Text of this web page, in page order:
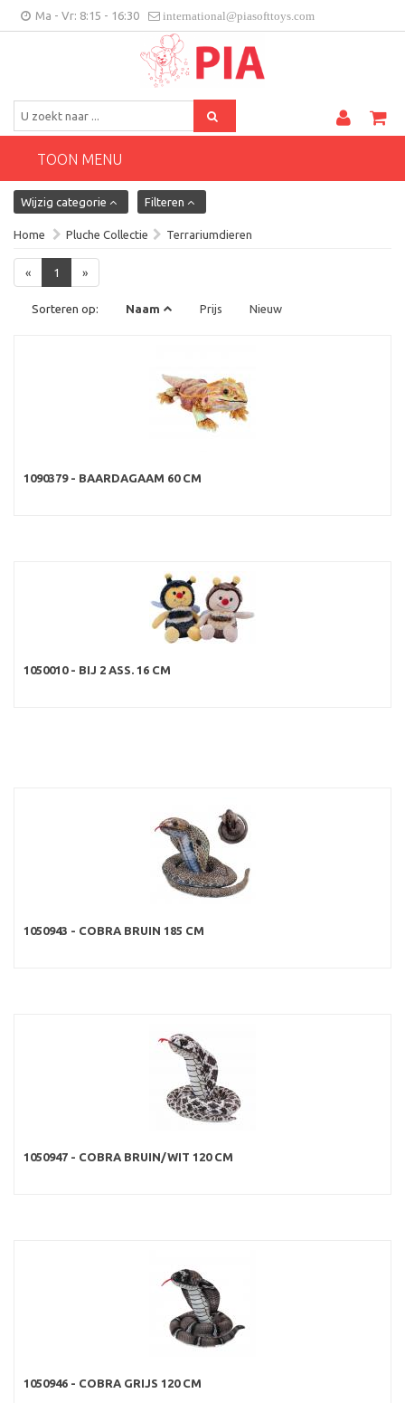
Ma - Vr: 8:15 - 16:30 international@piasofttoys.com
Klantenfeedback
BE/NL
TOON MENU
Wijzig categorie Filteren
Home Pluche Collectie Terrariumdieren
« 1 »
Sorteren op: Naam Prijs Nieuw
1090379 - BAARDAGAAM 60 CM
1050010 - BIJ 2 ASS. 16 CM
1050943 - COBRA BRUIN 185 CM
1050947 - COBRA BRUIN/WIT 120 CM
1050946 - COBRA GRIJS 120 CM